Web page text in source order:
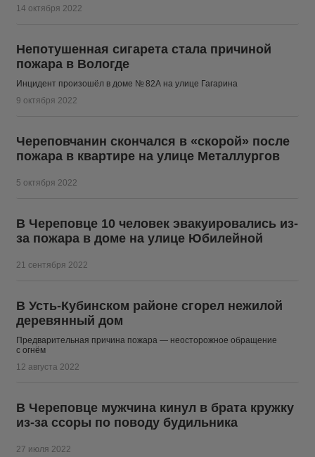
14 октября 2022
Непотушенная сигарета стала причиной
пожара в Вологде
Инцидент произошёл в доме № 82А на улице Гагарина
9 октября 2022
Череповчанин скончался в «скорой» после
пожара в квартире на улице Металлургов
5 октября 2022
В Череповце 10 человек эвакуировались из-
за пожара в доме на улице Юбилейной
21 сентября 2022
В Усть-Кубинском районе сгорел нежилой
деревянный дом
Предварительная причина пожара — неосторожное обращение
с огнём
12 августа 2022
В Череповце мужчина кинул в брата кружку
из-за ссоры по поводу будильника
27 июля 2022